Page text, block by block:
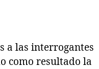
a las interrogantes
como resultado la